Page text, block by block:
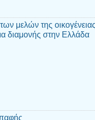
μελών της
διαμονής στην Ελλάδα